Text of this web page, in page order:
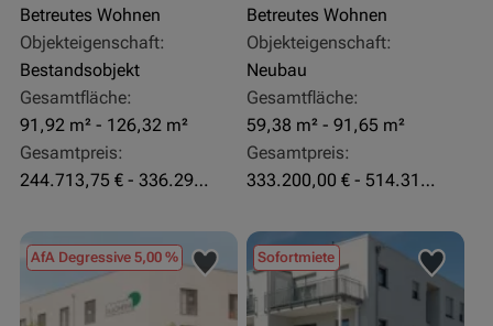
Betreutes Wohnen
Objekteigenschaft:
Bestandsobjekt
Gesamtfläche:
91,92 m² - 126,32 m²
Gesamtpreis:
244.713,75 € - 336.292 €
Betreutes Wohnen
Objekteigenschaft:
Neubau
Gesamtfläche:
59,38 m² - 91,65 m²
Gesamtpreis:
333.200,00 € - 514.310,00 €
AfA Degressive 5,00 % Sofortmiete